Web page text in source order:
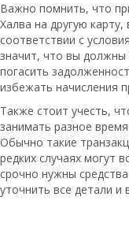
Важно помнить, что
Халва на другую
соответствии с
значит, что вы должны
погасить
избежать начисления
Также стоит учесть,
занимать разное
Обычно такие
редких случаях могут
срочно нужны
уточнить все детали